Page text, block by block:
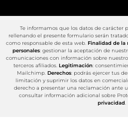
Te informamos que los datos de carácter
rellenando el presente formulario serán
como responsable de esta web. Finalidad de la
personales: gestionar la aceptación de
comunicaciones con información sobre
terceros afiliados. Legitimación:
Mailchimp. Derechos: podrás ejercer tus
limitación y suprimir los datos en
derecho a presentar una reclamación ante
consultar información adicional sobre
privacidad.